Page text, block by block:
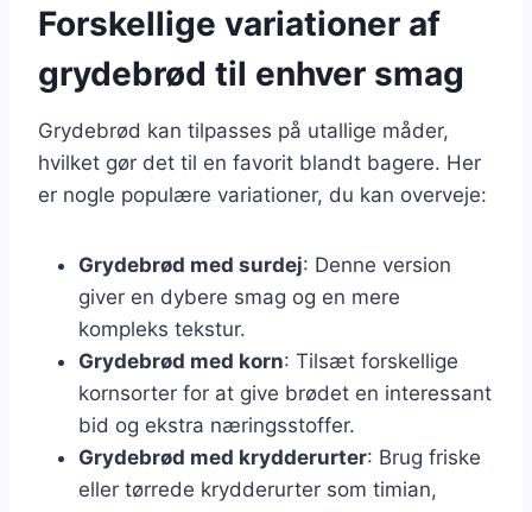
Forskellige variationer af
grydebrød til enhver smag
Grydebrød kan tilpasses på utallige måder,
hvilket gør det til en favorit blandt bagere. Her
er nogle populære variationer, du kan overveje:
Grydebrød med surdej: Denne version
giver en dybere smag og en mere
kompleks tekstur.
Grydebrød med korn: Tilsæt forskellige
kornsorter for at give brødet en interessant
bid og ekstra næringsstoffer.
Grydebrød med krydderurter: Brug friske
eller tørrede krydderurter som timian,